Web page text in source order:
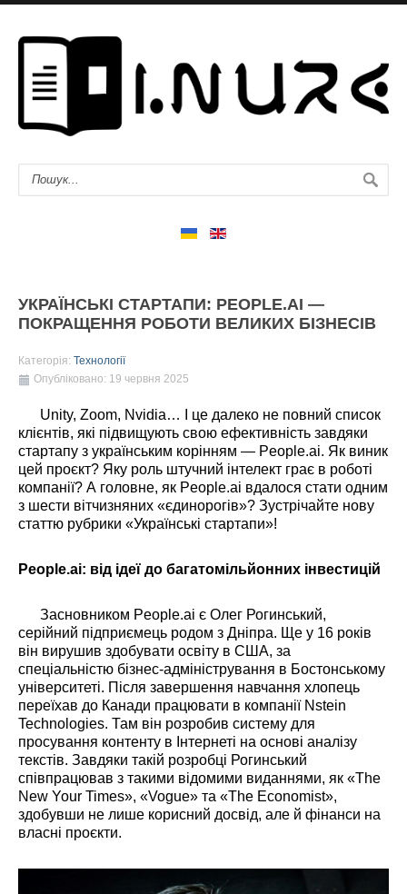
УКРАЇНСЬКІ СТАРТАПИ: PEOPLE.AI —
ПОКРАЩЕННЯ РОБОТИ ВЕЛИКИХ БІЗНЕСІВ
Категорія: Технології
Опубліковано: 19 червня 2025
Unity, Zoom, Nvidia… І це далеко не повний список
клієнтів, які підвищують свою ефективність завдяки
стартапу з українським корінням — People.ai. Як виник
цей проєкт? Яку роль штучний інтелект грає в роботі
компанії? А головне, як People.ai вдалося стати одним
з шести вітчизняних «єдинорогів»? Зустрічайте нову
статтю рубрики «Українські стартапи»!
People.ai: від ідеї до багатомільйонних інвестицій
Засновником People.ai є Олег Рогинський,
серійний підприємець родом з Дніпра. Ще у 16 років
він вирушив здобувати освіту в США, за
спеціальністю бізнес-адміністрування в Бостонському
університеті. Після завершення навчання хлопець
переїхав до Канади працювати в компанії Nstein
Technologies. Там він розробив систему для
просування контенту в Інтернеті на основі аналізу
текстів. Завдяки такій розробці Рогинський
співпрацював з такими відомими виданнями, як «The
New Your Times», «Vogue» та «The Economist»,
здобувши не лише корисний досвід, але й фінанси на
власні проєкти.